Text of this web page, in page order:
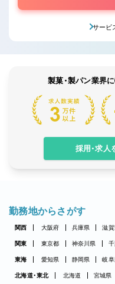
サービ
製菓・製パン業界
採用・求
勤務地からさがす
関西 大阪府 兵庫県 滋
関東 東京都 神奈川県
東海 愛知県 静岡県 岐
北海道・東北 北海道 宮城県